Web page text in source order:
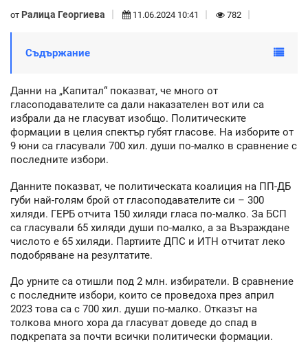
от Ралица Георгиева 11.06.2024 10:41 782
Съдържание
Данни на „Капитал“ показват, че много от
гласоподавателите са дали наказателен вот или са
избрали да не гласуват изобщо. Политическите
формации в целия спектър губят гласове. На изборите от
9 юни са гласували 700 хил. души по-малко в сравнение с
последните избори.
Данните показват, че политическата коалиция на ПП-ДБ
губи най-голям брой от гласоподавателите си – 300
хиляди. ГЕРБ отчита 150 хиляди гласа по-малко. За БСП
са гласували 65 хиляди души по-малко, а за Възраждане
числото е 65 хиляди. Партиите ДПС и ИТН отчитат леко
подобряване на резултатите.
До урните са отишли под 2 млн. избиратели. В сравнение
с последните избори, които се проведоха през април
2023 това са с 700 хил. души по-малко. Отказът на
толкова много хора да гласуват доведе до спад в
подкрепата за почти всички политически формации.